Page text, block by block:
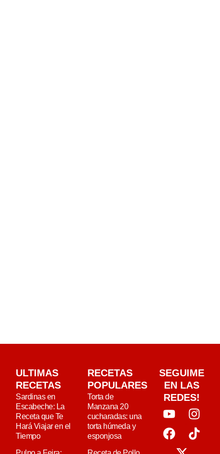
ULTIMAS
RECETAS
Sardinas en
Escabeche: La
Receta que Te
Hará Viajar en el
Tiempo
RECETAS
POPULARES
Torta de
Manzana 20
cucharadas: una
torta húmeda y
esponjosa
SEGUIME
EN LAS
REDES!